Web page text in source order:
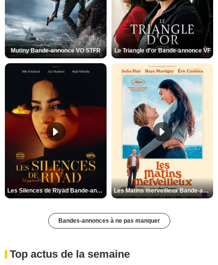
Mutiny Bande-annonce VO STFR Le Triangle d'or Bande-annonce VF
Les Silences de Riyad Bande-annonce VO STFR Les Matins merveilleux Bande-annonce VF
Bandes-annonces à ne pas manquer
Top actus de la semaine